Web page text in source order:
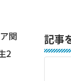
関
2
記事